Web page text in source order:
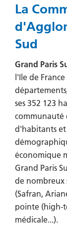
La
Sud
Grand Paris
l'Ile de
ses 352 123
communauté
d'habitants et
économique
Grand Paris
de nombreux
(Safran,
pointe (high-
médicale...).